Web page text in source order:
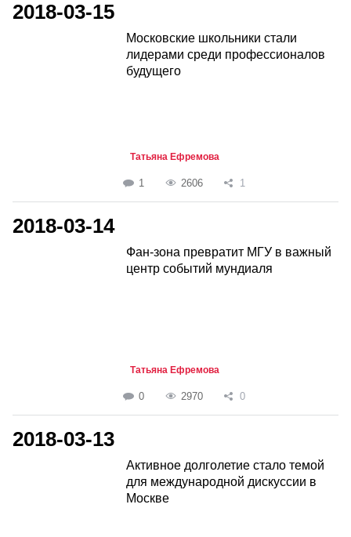
2018-03-15
Московские школьники стали
лидерами среди профессионалов
будущего
Татьяна Ефремова
1 2606 1
2018-03-14
Фан-зона превратит МГУ в важный
центр событий мундиаля
Татьяна Ефремова
0 2970 0
2018-03-13
Активное долголетие стало темой
для международной дискуссии в
Москве